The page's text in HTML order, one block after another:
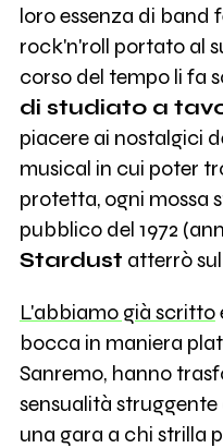
loro essenza di band
rock'n'roll portato al
corso del tempo li fa
di studiato a
piacere ai nostalgici
musical in cui poter
protetta, ogni mossa
pubblico del 1972
Stardust atterrò
L'abbiamo già scritto
bocca in maniera
Sanremo, hanno
sensualità struggente
una gara a chi strilla